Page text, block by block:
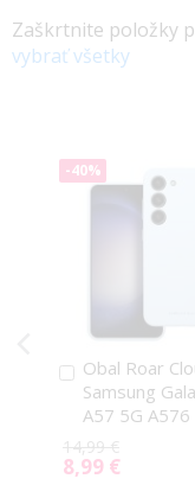
Zaškrtnite položky
vybrať všetky
-40%
Obal Roar
Samsung
A57 5G
14,99 €
Special
8,99 €
Pridať
do
košíka